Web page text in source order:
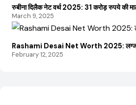
रुबीना दिलैक नेट वर्थ 2025: 31 करोड़ रुपये की
March 9, 2025
Rashami Desai Net Worth 2025: लग्जरी
February 12, 2025